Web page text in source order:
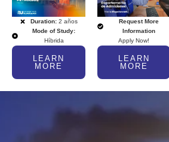
Duration:2 años
Mode of Study:
Híbrida
LEARN
MORE
Request More
Information
Apply Now!
LEARN
MORE